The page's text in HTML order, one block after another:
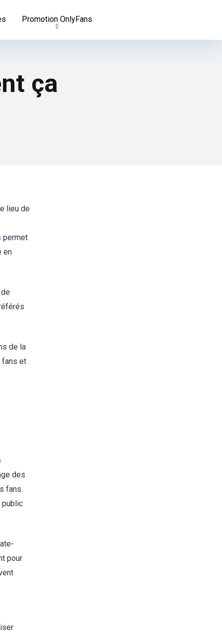
Promotion OnlyFans
ça
lieu de
permet
en
de la
fans et
des
fans.
public
pour